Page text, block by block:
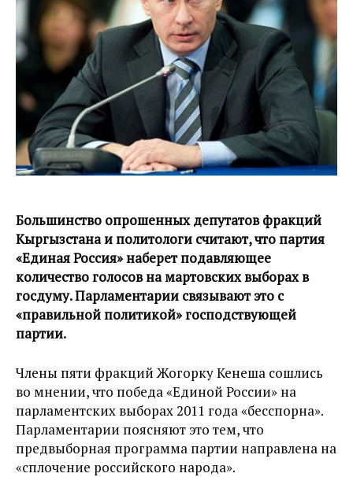
Большинство опрошенных депутатов фракций
Кыргызстана и политологи считают, что партия
«Единая Россия» наберет подавляющее
количество голосов на мартовских выборах в
госдуму. Парламентарии связывают это с
«правильной политикой» господствующей
партии.
Члены пяти фракций Жогорку Кенеша сошлись
во мнении, что победа «Единой России» на
парламентских выборах 2011 года «бесспорна».
Парламентарии поясняют это тем, что
предвыборная программа партии направлена на
«сплочение российского народа».